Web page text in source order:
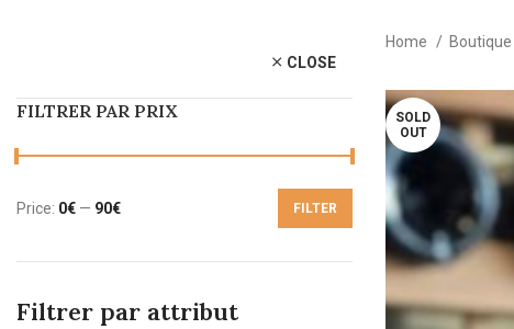
CLOSE
FILTRER PAR PRIX
FILTER
Price: 0€ — 90€
Filtrer par attribut
Home Boutique
SOLD
OUT